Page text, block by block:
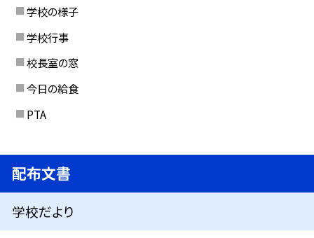
学校の様子
学校行事
校長室の窓
今日の給食
PTA
配布文書
学校だより